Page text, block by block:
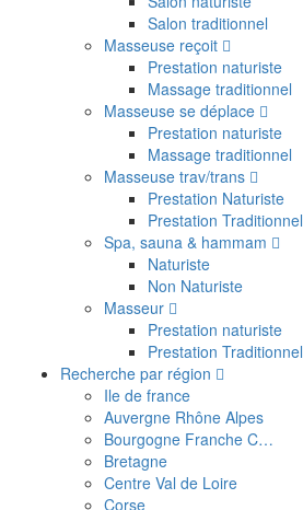
Salon traditionnel
Masseuse reçoit
Prestation naturiste
Massage traditionnel
Masseuse se déplace
Prestation naturiste
Massage traditionnel
Masseuse trav/trans
Prestation Naturiste
Prestation Traditionnel
Spa, sauna & hammam
Naturiste
Non Naturiste
Masseur
Prestation naturiste
Prestation Traditionnel
Recherche par région
Ile de france
Auvergne Rhône Alpes
Bourgogne Franche C…
Bretagne
Centre Val de Loire
Corse